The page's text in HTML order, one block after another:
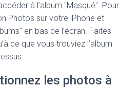
à l’album "Masqué". Pour
Photos sur votre iPhone et
en bas de l’écran. Faites
ce que vous trouviez l’album
les photos à